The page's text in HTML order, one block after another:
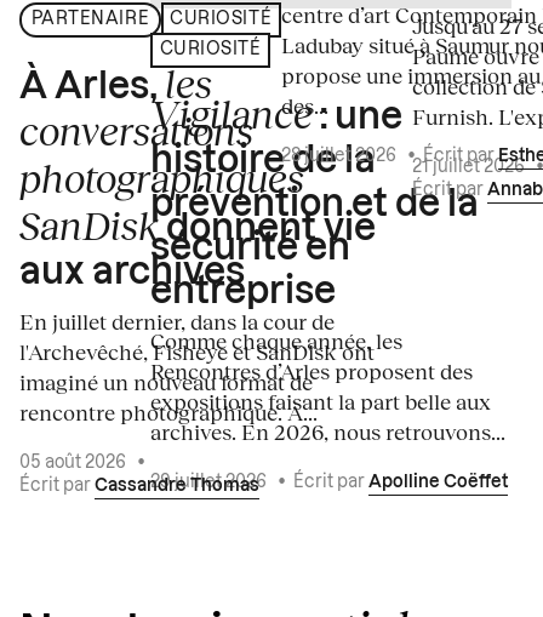
PARTENAIRE CURIOSITÉ
À Arles, les
conversations
photographiques
SanDiskdonnent vie
aux archives
En juillet dernier, dans la cour de
l'Archevêché, Fisheye et SanDisk ont
imaginé un nouveau format de
rencontre photographique. À...
05 août 2026
•
Écrit par Cassandre Thomas
CURIOSITÉ
Vigilance: une
histoire de la
prévention et de la
sécurité en
entreprise
Comme chaque année, les
Rencontres d’Arles proposent des
expositions faisant la part belle aux
archives. En 2026, nous retrouvons...
29 juillet 2026 • Écrit par Apolline Coëffet
centre d’art Contemporain
Ladubay situé à Saumur
propose une immersion
des...
28 juillet 2026 •Écrit par
Jusqu'au 27
Paume
collection de
Furnish.
21 juillet 2026
Écrit par